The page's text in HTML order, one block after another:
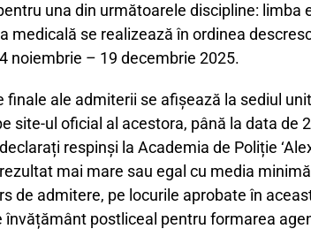
una din următoarele discipline: limba
medicală se realizează în ordinea
noiembrie – 19 decembrie 2025.
finale ale admiterii se afișează la sediul
site-ul oficial al acestora, până la data de
respinși la Academia de Poliție
mai mare sau egal cu media
de admitere, pe locurile aprobate în
învățământ postliceal pentru formarea